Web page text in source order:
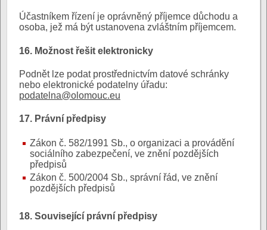
Účastníkem řízení je oprávněný příjemce důchodu a
osoba, jež má být ustanovena zvláštním příjemcem.
16. Možnost řešit elektronicky
Podnět lze podat prostřednictvím datové schránky
nebo elektronické podatelny úřadu:
podatelna@olomouc.eu
17. Právní předpisy
Zákon č. 582/1991 Sb., o organizaci a provádění
sociálního zabezpečení, ve znění pozdějších
předpisů
Zákon č. 500/2004 Sb., správní řád, ve znění
pozdějších předpisů
18. Související právní předpisy